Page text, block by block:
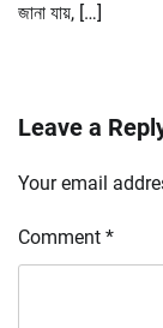
জানা যায়, […]
Leave a
Your email
Comment *